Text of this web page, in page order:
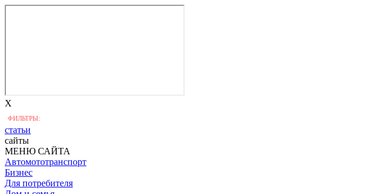
X
ФИЛЬТРЫ:
статьи
сайты
МЕНЮ САЙТА
Автомототранспорт
Бизнес
Для потребителя